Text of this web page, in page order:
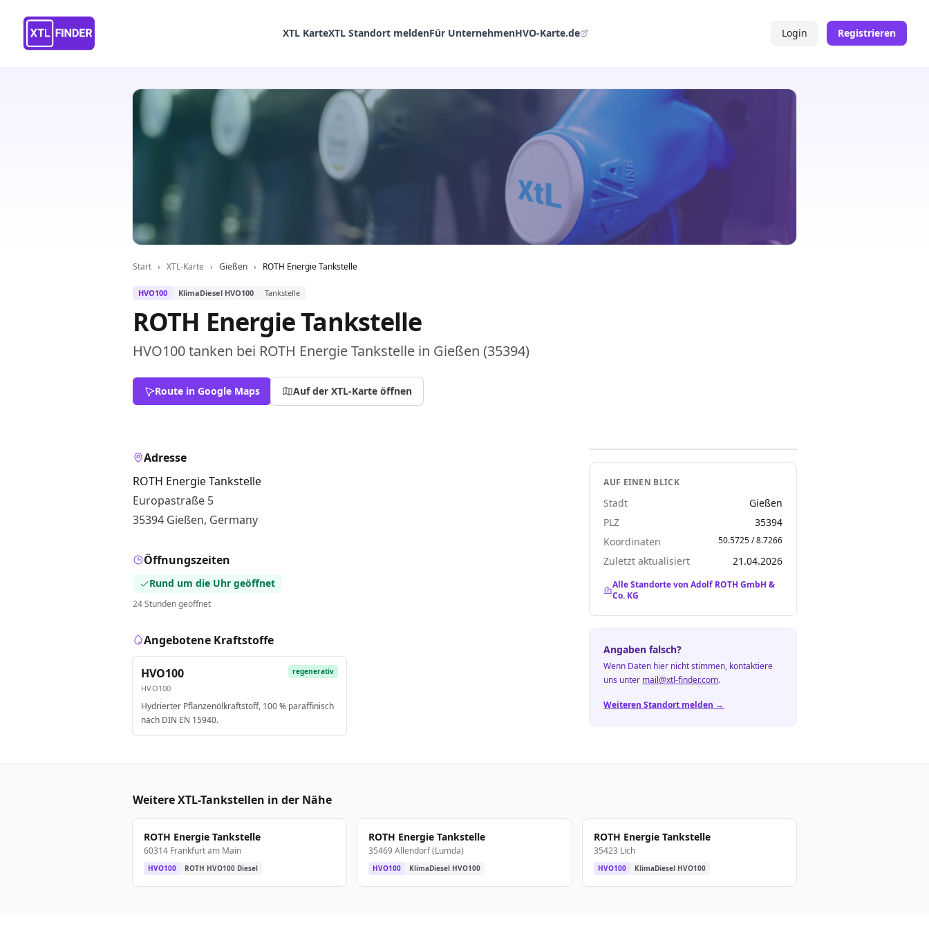
XTL KarteXTL Standort meldenFür UnternehmenHVO-Karte.de Login Registrieren
Start › XTL-Karte › Gießen › ROTH Energie Tankstelle
HVO100 KlimaDiesel HVO100 Tankstelle
ROTH Energie Tankstelle
HVO100 tanken bei ROTH Energie Tankstelle in Gießen (35394)
Route in Google Maps Auf der XTL-Karte öffnen
Adresse
ROTH Energie Tankstelle
Europastraße 5
35394 Gießen, Germany
Öffnungszeiten
Rund um die Uhr geöffnet
24 Stunden geöffnet
Angebotene Kraftstoffe
HVO100
HVO100
regenerativ
Hydrierter Pflanzenölkraftstoff, 100 % paraffinisch
nach DIN EN 15940.
AUF EINEN BLICK
Stadt
Gießen
PLZ
35394
Koordinaten
50.5725 / 8.7266
Zuletzt aktualisiert 21.04.2026
Alle Standorte von Adolf ROTH GmbH &
Co. KG
Angaben falsch?
Wenn Daten hier nicht stimmen, kontaktiere
uns unter mail@xtl-finder.com.
Weiteren Standort melden →
Weitere XTL-Tankstellen in der Nähe
ROTH Energie Tankstelle
60314 Frankfurt am Main
HVO100 ROTH HVO100 Diesel
ROTH Energie Tankstelle
35469 Allendorf (Lumda)
HVO100 KlimaDiesel HVO100
ROTH Energie Tankstelle
35423 Lich
HVO100 KlimaDiesel HVO100